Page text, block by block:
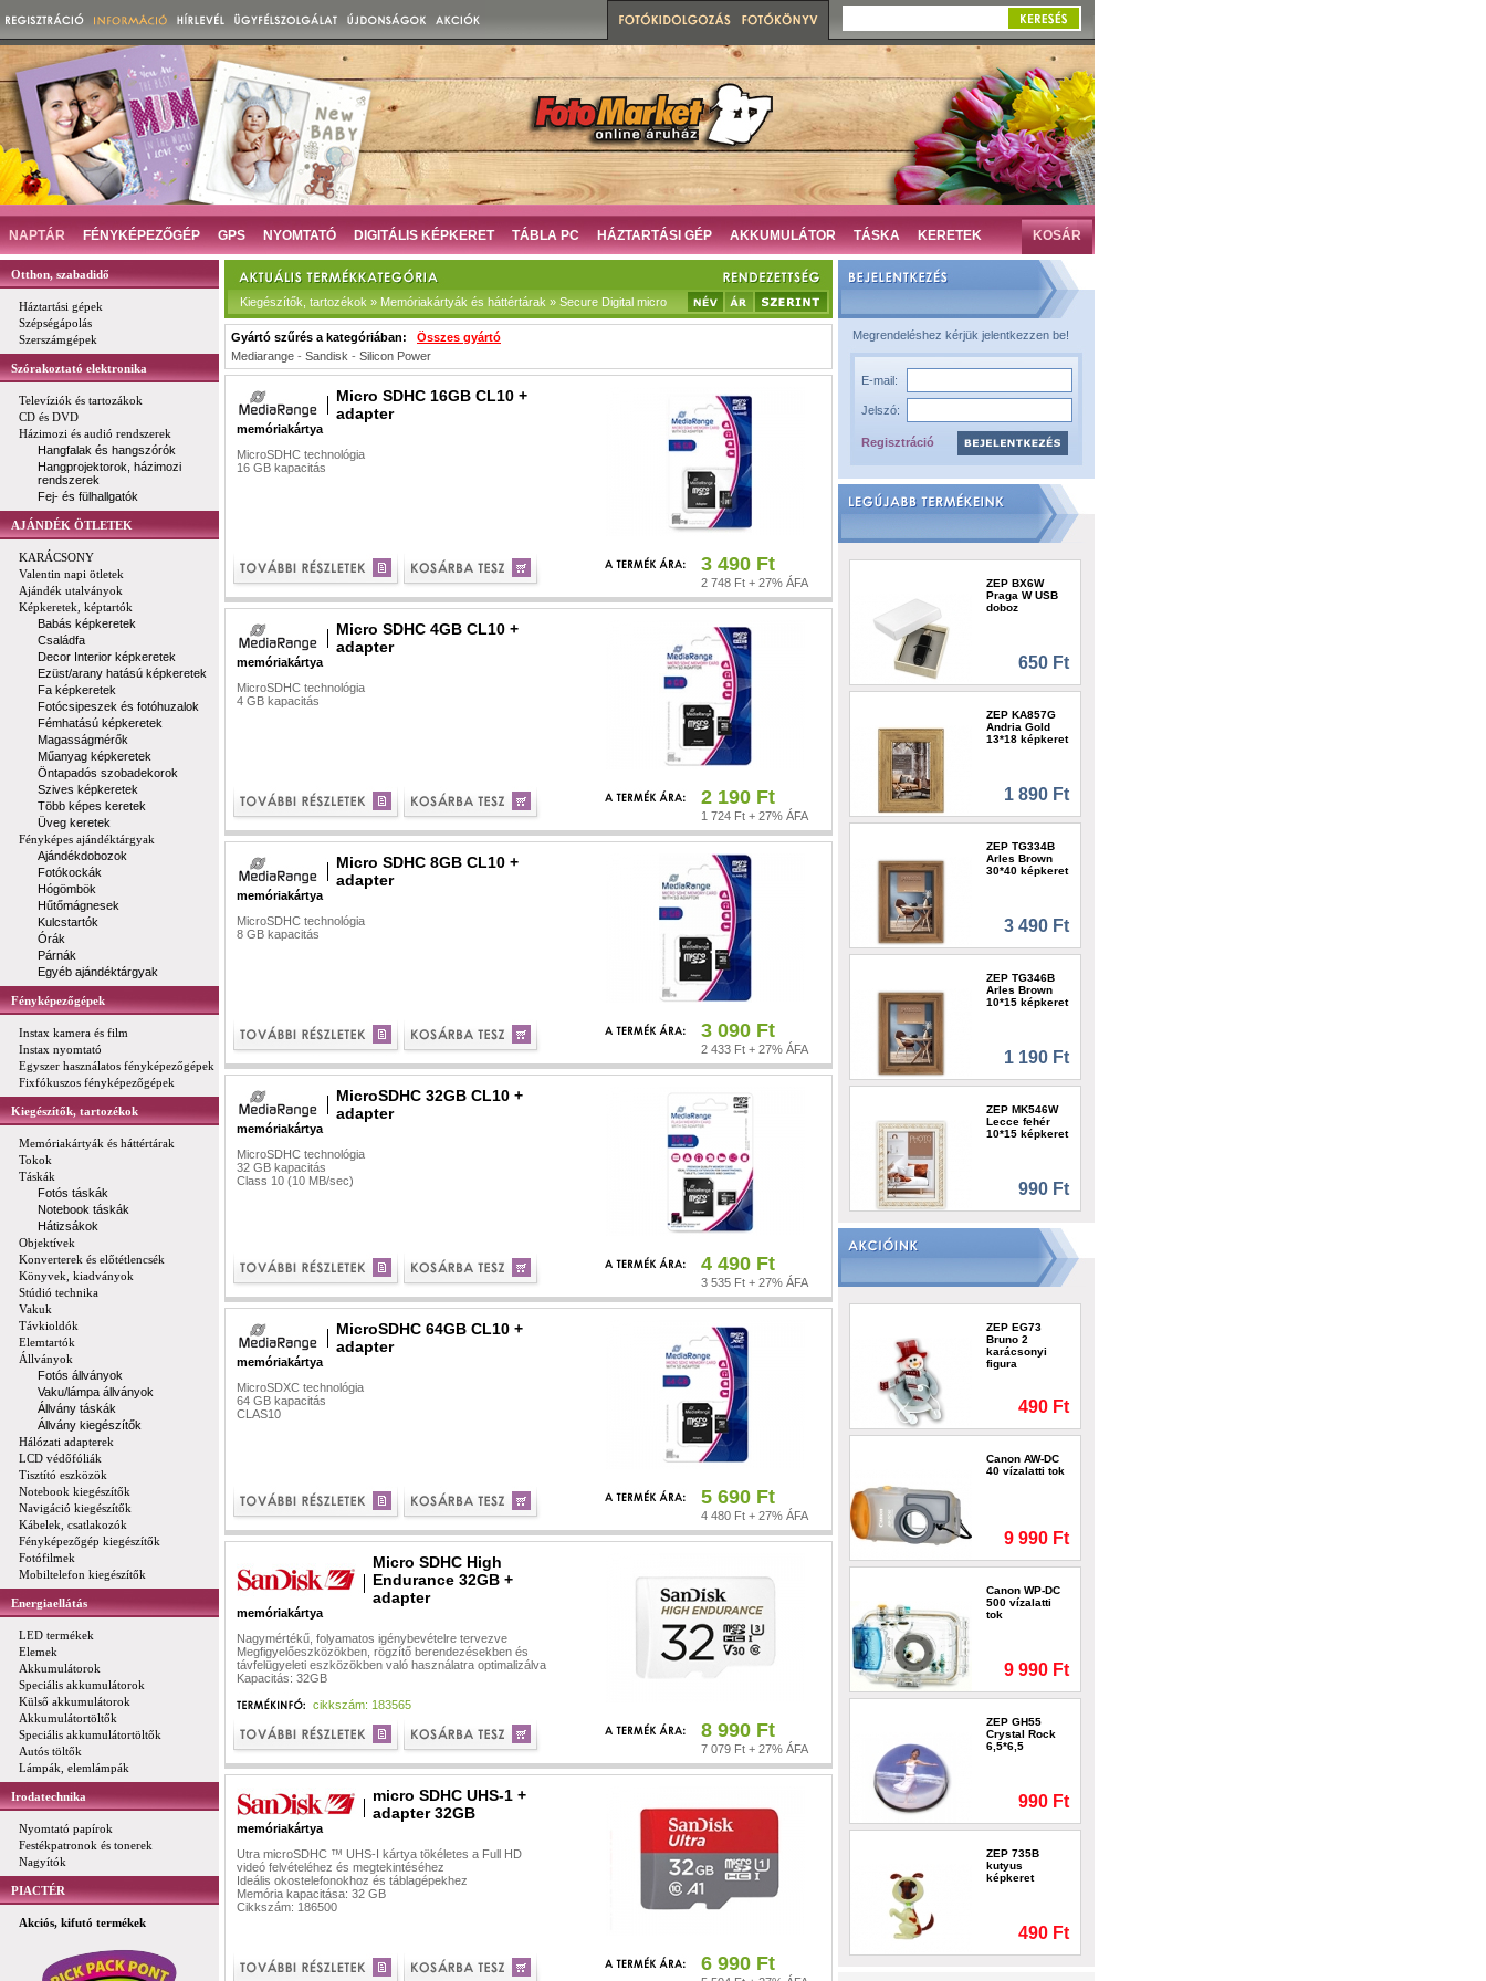
NAPTÁR FÉNYKÉPEZŐGÉP GPS NYOMTATÓ DIGITÁLIS KÉPKERET TÁBLA PC HÁZTARTÁSI GÉP AKKUMULÁTOR TÁSKA KERETEK KOSÁR
Otthon, szabadidő
Háztartási gépek
Szépségápolás
Szerszámgépek
Szórakoztató elektronika
Televíziók és tartozákok
CD és DVD
Házimozi és audió rendszerek
Hangfalak és hangszórók
Hangprojektorok, házimozi
rendszerek
Fej- és fülhallgatók
AJÁNDÉK ÖTLETEK
KARÁCSONY
Valentin napi ötletek
Ajándék utalványok
Képkeretek, képtartók
Babás képkeretek
Családfa
Decor Interior képkeretek
Ezüst/arany hatású képkeretek
Fa képkeretek
Fotócsipeszek és fotóhuzalok
Fémhatású képkeretek
Magasságmérők
Műanyag képkeretek
Öntapadós szobadekorok
Szives képkeretek
Több képes keretek
Üveg keretek
Fényképes ajándéktárgyak
Ajándékdobozok
Fotókockák
Hógömbök
Hűtőmágnesek
Kulcstartók
Órák
Párnák
Egyéb ajándéktárgyak
Fényképezőgépek
Instax kamera és film
Instax nyomtató
Egyszer használatos fényképezőgépek
Fixfókuszos fényképezőgépek
Kiegészítők, tartozékok
Memóriakártyák és háttértárak
Tokok
Táskák
Fotós táskák
Notebook táskák
Hátizsákok
Objektívek
Konverterek és előtétlencsék
Könyvek, kiadványok
Stúdió technika
Vakuk
Távkioldók
Elemtartók
Állványok
Fotós állványok
Vaku/lámpa állványok
Állvány táskák
Állvány kiegészítők
Hálózati adapterek
LCD védőfóliák
Tisztító eszközök
Notebook kiegészítők
Navigáció kiegészítők
Kábelek, csatlakozók
Fényképezőgép kiegészítők
Fotófilmek
Mobiltelefon kiegészítők
Energiaellátás
LED termékek
Elemek
Akkumulátorok
Speciális akkumulátorok
Külső akkumulátorok
Akkumulátortöltők
Speciális akkumulátortöltők
Autós töltők
Lámpák, elemlámpák
Irodatechnika
Nyomtató papírok
Festékpatronok és tonerek
Nagyítók
PIACTÉR
Akciós, kifutó termékek
Kiegészítők, tartozékok » Memóriakártyák és háttértárak » Secure Digital micro
Gyártó szűrés a kategóriában: Összes gyártó
Mediarange - Sandisk - Silicon Power
Micro SDHC 16GB CL10 +
adapter
memóriakártya
MicroSDHC technológia
16 GB kapacitás
3 490 Ft
2 748 Ft + 27% ÁFA
Micro SDHC 4GB CL10 +
adapter
memóriakártya
MicroSDHC technológia
4 GB kapacitás
2 190 Ft
1 724 Ft + 27% ÁFA
Micro SDHC 8GB CL10 +
adapter
memóriakártya
MicroSDHC technológia
8 GB kapacitás
3 090 Ft
2 433 Ft + 27% ÁFA
MicroSDHC 32GB CL10 +
adapter
memóriakártya
MicroSDHC technológia
32 GB kapacitás
Class 10 (10 MB/sec)
4 490 Ft
3 535 Ft + 27% ÁFA
MicroSDHC 64GB CL10 +
adapter
memóriakártya
MicroSDXC technológia
64 GB kapacitás
CLAS10
5 690 Ft
4 480 Ft + 27% ÁFA
Micro SDHC High
Endurance 32GB +
adapter
memóriakártya
Nagymértékű, folyamatos igénybevételre tervezve
Megfigyelőeszközökben, rögzítő berendezésekben és
távfelügyeleti eszközökben való használatra optimalizálva
Kapacitás: 32GB
cikkszám: 183565
8 990 Ft
7 079 Ft + 27% ÁFA
micro SDHC UHS-1 +
adapter 32GB
memóriakártya
Utra microSDHC ™ UHS-I kártya tökéletes a Full HD
videó felvételéhez és megtekintéséhez
Ideális okostelefonokhoz és táblagépekhez
Memória kapacitása: 32 GB
Cikkszám: 186500
6 990 Ft
Megrendeléshez kérjük jelentkezzen be!
E-mail:
Jelszó:
Regisztráció
ZEP BX6W
Praga W USB
doboz
650 Ft
ZEP KA857G
Andria Gold
13*18 képkeret
1 890 Ft
ZEP TG334B
Arles Brown
30*40 képkeret
3 490 Ft
ZEP TG346B
Arles Brown
10*15 képkeret
1 190 Ft
ZEP MK546W
Lecce fehér
10*15 képkeret
990 Ft
ZEP EG73
Bruno 2
karácsonyi
figura
490 Ft
Canon AW-DC
40 vízalatti tok
9 990 Ft
Canon WP-DC
500 vízalatti
tok
9 990 Ft
ZEP GH55
Crystal Rock
6,5*6,5
990 Ft
ZEP 735B
kutyus
képkeret
490 Ft